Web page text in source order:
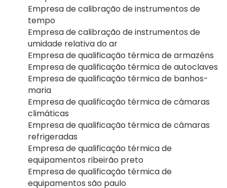
Empresa de calibração de instrumentos de
tempo
Empresa de calibração de instrumentos de
umidade relativa do ar
Empresa de qualificação térmica de armazéns
Empresa de qualificação térmica de autoclaves
Empresa de qualificação térmica de banhos-
maria
Empresa de qualificação térmica de câmaras
climáticas
Empresa de qualificação térmica de câmaras
refrigeradas
Empresa de qualificação térmica de
equipamentos ribeirão preto
Empresa de qualificação térmica de
equipamentos são paulo